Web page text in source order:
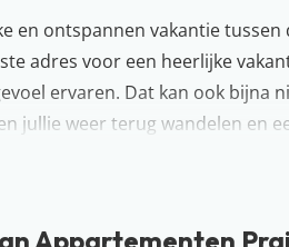
en ontspannen vakantie
adres voor een heerlijke
ervaren. Dat kan ook bijna
jullie weer terug wandelen en
tennis en drink daarna een